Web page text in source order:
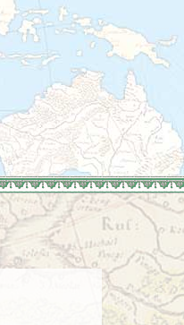
Marokko
Oman
Türkei